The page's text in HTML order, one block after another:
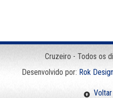
Cruzeiro - Todos os
Desenvolvido por: Rok